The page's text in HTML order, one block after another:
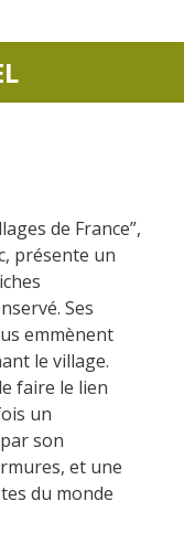
de France”,
présente un
Ses
emmènent
le village.
faire le lien
un
son
et une
du monde